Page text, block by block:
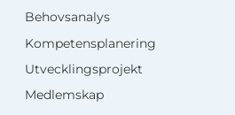
Behovsanalys
Kompetensplanering
Utvecklingsprojekt
Medlemskap